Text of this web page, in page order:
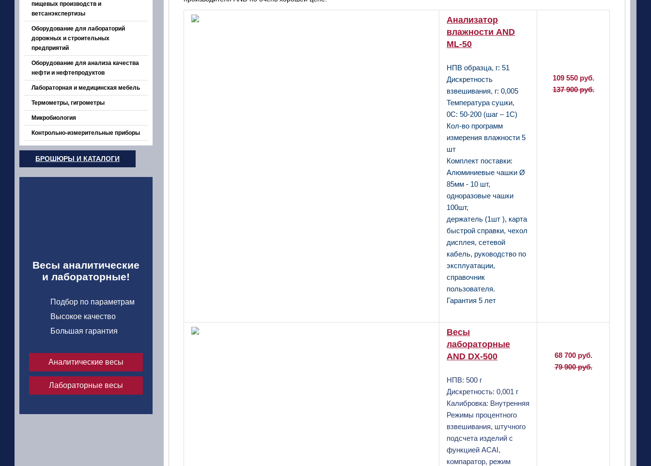
пищевых производств и
ветсанэкспертизы
Оборудование для лабораторий
дорожных и строительных
предприятий
Оборудование для анализа качества
нефти и нефтепродуктов
Лабораторная и медицинская мебель
Термометры, гигрометры
Микробиология
Контрольно-измерительные приборы
БРОШЮРЫ И КАТАЛОГИ
Весы аналитические
и лабораторные!
Подбор по параметрам
Высокое качество
Большая гарантия
Аналитические весы
Лабораторные весы
Анализатор
влажности AND
ML-50
НПВ образца, г: 51
Дискретность
взвешивания, г: 0,005
Температура сушки,
0С: 50-200 (шаг – 1С)
Кол-во программ
измерения влажности 5
шт
Комплект поставки:
Алюминиевые чашки Ø
85мм - 10 шт,
одноразовые чашки
100шт,
держатель (1шт ), карта
быстрой справки, чехол
дисплея, сетевой
кабель, руководство по
эксплуатации,
справочник
пользователя.
Гарантия 5 лет
109 550 руб.
137 900 руб.
Весы
лабораторные
AND DX-500
НПВ: 500 г
Дискретность: 0,001 г
Калибровка: Внутренняя
Режимы процентного
взвешивания, штучного
подсчета изделий с
функцией ACAI,
компаратор, режим
68 700 руб.
79 900 руб.